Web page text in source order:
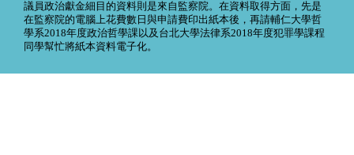
議員政治獻金細目的資料則是來自監察院。在資料取得方面，先是
在監察院的電腦上花費數日與申請費印出紙本後，再請輔仁大學哲
學系2018年度政治哲學課以及台北大學法律系2018年度犯罪學課程
同學幫忙將紙本資料電子化。